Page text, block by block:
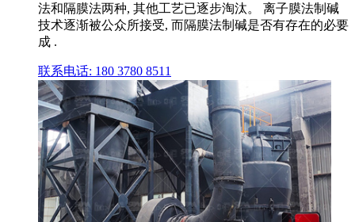
法和隔膜法两种, 其他工艺已逐步淘汰。 离子膜法制碱
技术逐渐被公众所接受, 而隔膜法制碱是否有存在的必要
成 .
联系电话: 180 3780 8511